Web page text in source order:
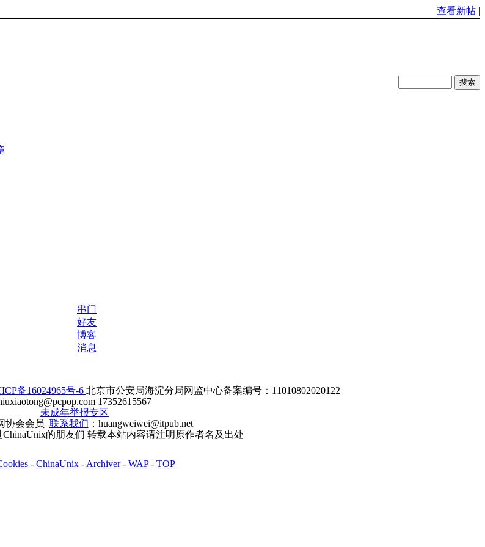
查看新帖 |
串门
好友
博客
消息
备16024965号-6 北京市公安局海淀分局网监中心备案编号：11010802020122
17352615567
未成年举报专区
协会会员 联系我们 ：huangweiwei@itpub.net
的朋友们 转载本站内容请注明原作者名及出处
- ChinaUnix- Archiver- WAP- TOP